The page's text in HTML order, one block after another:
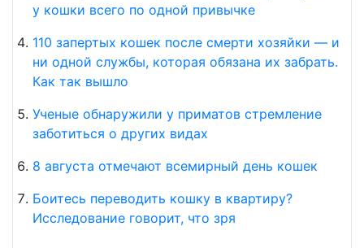
у кошки всего по одной привычке
110 запертых кошек после смерти хозяйки — и
ни одной службы, которая обязана их забрать.
Как так вышло
Ученые обнаружили у приматов стремление
заботиться о других видах
8 августа отмечают всемирный день кошек
Боитесь переводить кошку в квартиру?
Исследование говорит, что зря